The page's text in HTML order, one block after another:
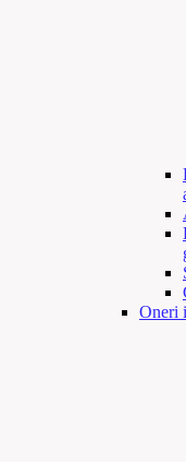
Oneri